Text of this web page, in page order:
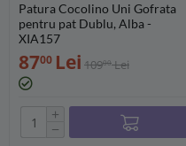
Patura Cocolino Uni Gofrata
pentru pat Dublu, Alba -
XIA157
8700 Lei 10900 Lei
+
−